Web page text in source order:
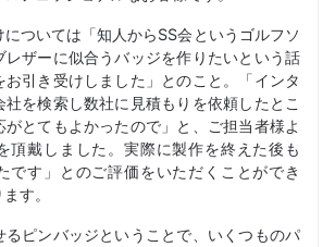
については「知人からSS会というゴルフソ
レザーに似合うバッジを作りたいという話
引き受けしました」とのこと。「インタ
社を検索し数社に見積もりを依頼したとこ
がとてもよかったので」と、ご担当者様よ
頂戴しました。実際に製作を終えた後も
です」とのご評価をいただくことができ
す。
るピンバッジということで、いくつものパ